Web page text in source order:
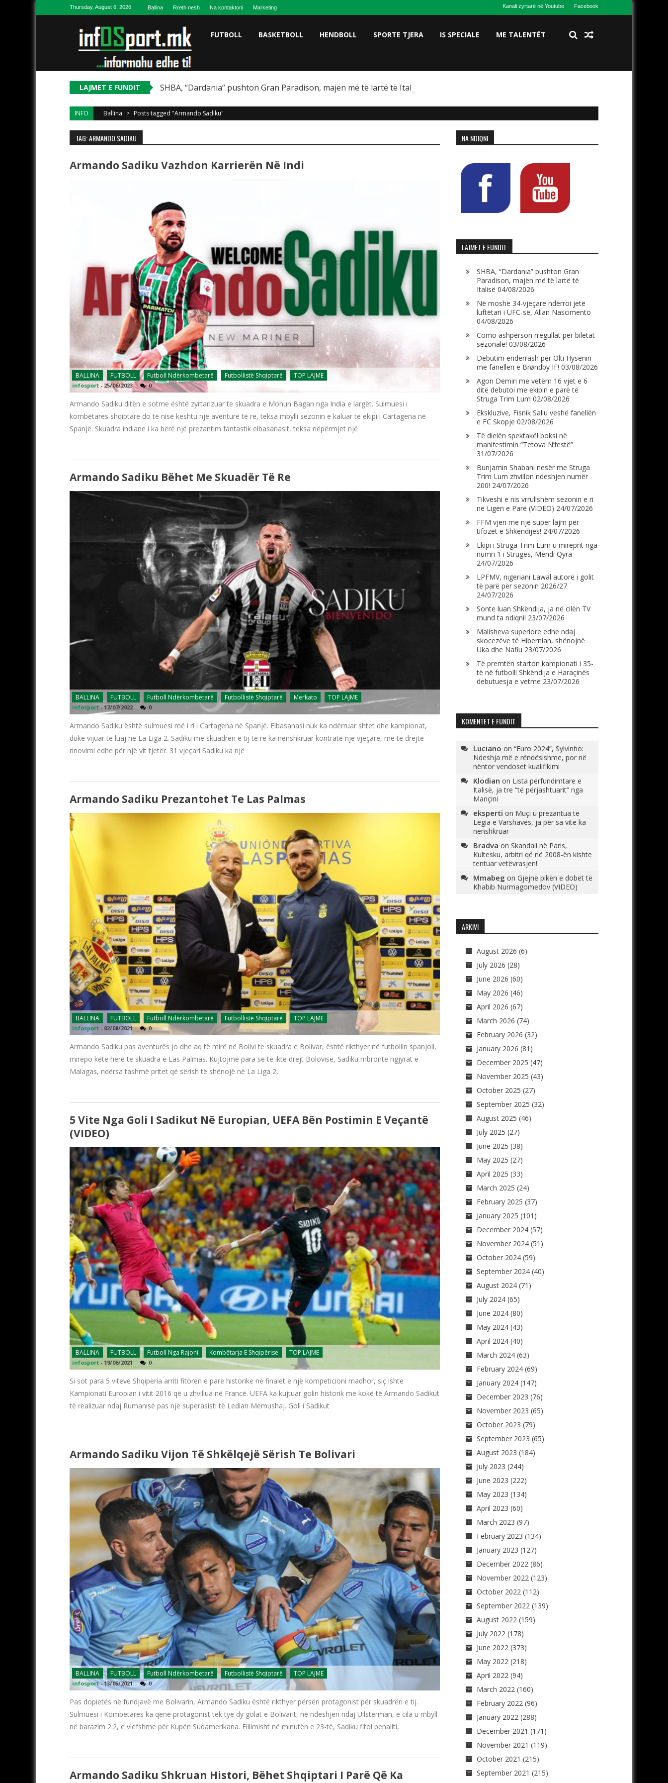
Skip to contentThursday, August 6, 2026 Ballina Rreth nesh Na kontaktoni Marketing Kanali zyrtarë në Youtube Facebook
FUTBOLL BASKETBOLL HENDBOLL SPORTE TJERA IS SPECIALE ME TALENTËT
LAJMET E FUNDIT SHBA, “Dardania” pushton Gran Paradison, majën më të lartë të Italisë
INFO Ballina > Posts tagged "Armando Sadiku"
TAG: ARMANDO SADIKU
Armando Sadiku Vazhdon Karrierën Në Indi
BALLINA FUTBOLL Futboll Ndërkombëtarë Futbollistë Shqiptarë TOP LAJME
infosport - 25/06/2023 0
Armando Sadiku ditën e sotme është zyrtarizuar te skuadra e Mohun Bagan nga India e largët. Sulmuesi i
kombëtares shqiptare do të nisë kështu një aventurë të re, teksa mbylli sezonin e kaluar te ekipi i Cartagena në
Spanjë. Skuadra indiane i ka bërë një prezantim fantastik elbasanasit, teksa nëpërmjet një
Armando Sadiku Bëhet Me Skuadër Të Re
BALLINA FUTBOLL Futboll Ndërkombëtarë Futbollistë Shqiptarë Merkato TOP LAJME
infosport - 17/07/2022 0
Armando Sadiku është sulmuesi më i ri i Cartagena në Spanjë. Elbasanasi nuk ka ndërruar shtet dhe kampionat,
duke vijuar të luaj në La Liga 2. Sadiku me skuadrën e tij të re ka nënshkruar kontratë një vjeçare, me të drejtë
rinovimi edhe për një vit tjetër. 31 vjeçari Sadiku ka një
Armando Sadiku Prezantohet Te Las Palmas
BALLINA FUTBOLL Futboll Ndërkombëtarë Futbollistë Shqiptarë TOP LAJME
infosport - 02/08/2021 0
Armando Sadiku pas aventurës jo dhe aq të mirë në Bolivi te skuadra e Bolivar, është rikthyer në futbollin spanjoll,
mirëpo këtë herë te skuadra e Las Palmas. Kujtojmë para se të ikte drejt Bolovisë, Sadiku mbronte ngjyrat e
Malagas, ndërsa tashmë pritet që sërish të shënojë në La Liga 2,
5 Vite Nga Goli I Sadikut Në Europian, UEFA Bën Postimin E Veçantë
(VIDEO)
BALLINA FUTBOLL Futboll Nga Rajoni Kombëtarja E Shqipërisë TOP LAJME
infosport - 19/06/2021 0
Si sot para 5 viteve Shqipëria arriti fitoren e parë historike në finalet e një kompeticioni madhor, siç ishte
Kampionati Europian i vitit 2016 që u zhvillua në Francë. UEFA ka kujtuar golin historik me kokë të Armando Sadikut
të realizuar ndaj Rumanisë pas një superasisti të Ledian Memushaj. Goli i Sadikut
Armando Sadiku Vijon Të Shkëlqejë Sërish Te Bolivari
BALLINA FUTBOLL Futboll Ndërkombëtarë Futbollistë Shqiptarë TOP LAJME
infosport -13/05/2021 0
Pas dopietës në fundjavë me Bolivarin, Armando Sadiku është rikthyer përsëri protagonist për skuadrën e tij.
Sulmuesi i Kombëtares ka qenë protagonist tek tyë dy golat e Bolivarit, në ndeshjen ndaj Uilsterman, e cila u mbyll
në barazim 2:2, e vlefshme për Kupën Sudamerikana. Fillimisht në minutën e 23-të, Sadiku fitoi penallti,
Armando Sadiku Shkruan Histori, Bëhet Shqiptari I Parë Që Ka
NA NDIQNI
LAJMET E FUNDIT
SHBA, “Dardania” pushton Gran
Paradison, majën më të lartë të
Italisë 04/08/2026
Në moshë 34-vjeçare ndërroi jetë
luftëtari i UFC-së, Allan Nascimento
04/08/2026
Como ashpërson rregullat për biletat
sezonale! 03/08/2026
Debutim ëndërrash për Olti Hysenin
me fanellën e Brøndby IF! 03/08/2026
Agon Demiri me vetëm 16 vjet e 6
ditë debutoi me ekipin e parë të
Struga Trim Lum 02/08/2026
Ekskluzive, Fisnik Saliu veshë fanellën
e FC Skopje 02/08/2026
Të dielën spektakël boksi në
manifestimin “Tetova N’festë”
31/07/2026
Bunjamin Shabani nesër me Struga
Trim Lum zhvillon ndeshjen numër
200! 24/07/2026
Tikveshi e nis vrrullshëm sezonin e ri
në Ligën e Parë (VIDEO) 24/07/2026
FFM vjen me një super lajm për
tifozët e Shkëndijës! 24/07/2026
Ekipi i Struga Trim Lum u mirëprit nga
numri 1 i Strugës, Mendi Qyra
24/07/2026
LPFMV, nigeriani Lawal autorë i golit
të parë për sezonin 2026/27
24/07/2026
Sonte luan Shkëndija, ja në cilën TV
mund ta ndiqni! 23/07/2026
Malisheva superiore edhe ndaj
skocezëve të Hibernian, shënojnë
Uka dhe Nafiu 23/07/2026
Të premtën starton kampionati i 35-
të në futboll! Shkëndija e Haraçinës
debutuesja e vetme 23/07/2026
KOMENTET E FUNDIT
Luciano on “Euro 2024”, Sylvinho:
Ndeshja më e rëndësishme, por në
nëntor vendoset kualifikimi
Klodian on Lista përfundimtare e
Italisë, ja tre “të përjashtuarit” nga
Mançini
eksperti on Muçi u prezantua te
Legia e Varshavës, ja për sa vite ka
nënshkruar
Bradva on Skandali në Paris,
Kultesku, arbitri që në 2008-ën kishte
tentuar vetëvrasjen!
Mmabeg on Gjejnë pikën e dobët të
Khabib Nurmagomedov (VIDEO)
ARKIVI
August 2026 (6)
July 2026 (28)
June 2026 (60)
May 2026 (46)
April 2026 (67)
March 2026 (74)
February 2026 (32)
January 2026 (81)
December 2025 (47)
November 2025 (43)
October 2025 (27)
September 2025 (32)
August 2025 (46)
July 2025 (27)
June 2025 (38)
May 2025 (27)
April 2025 (33)
March 2025 (24)
February 2025 (37)
January 2025 (101)
December 2024(57)
November 2024(51)
October 2024(59)
September 2024(40)
August 2024(71)
July 2024(65)
June 2024(80)
May 2024(43)
April 2024(40)
March 2024(63)
February 2024(69)
January 2024(147)
December 2023 (76)
November 2023 (65)
October 2023 (79)
September 2023 (65)
August 2023 (184)
July 2023 (244)
June 2023 (222)
May 2023 (134)
April 2023 (60)
March 2023 (97)
February 2023 (134)
January 2023 (127)
December 2022(86)
November 2022(123)
October 2022(112)
September 2022(139)
August 2022(159)
July 2022(178)
June 2022(373)
May 2022(218)
April 2022(94)
March 2022(160)
February 2022(96)
January 2022(288)
December 2021 (171)
November 2021 (119)
October 2021 (215)
September 2021 (215)